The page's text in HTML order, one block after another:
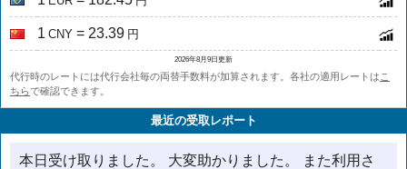
1 CNY = 23.39 円
2026年8月9日更新
代行時のレートには代行会社毎の両替手数料が加算されます。各社の適用レートは こ
ちらで確認できます。
最近の受取レポート
本日受け取りました。 大変助かりました。 また利用さ